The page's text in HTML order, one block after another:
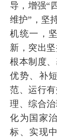
导，增强“
维护”，坚
机统一，
新，突出
根本制度
优势、补
范、运行
理、综合
化为国家
标、实现